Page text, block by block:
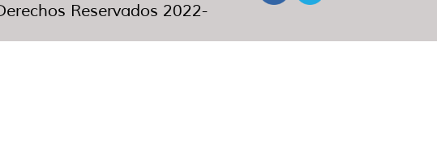
Reservados 2022-